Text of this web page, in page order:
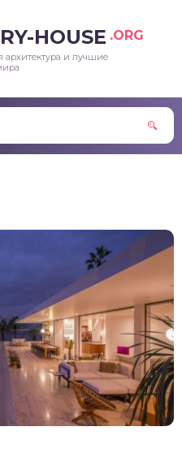
HOUSE .ORG
архитектура и лучшие